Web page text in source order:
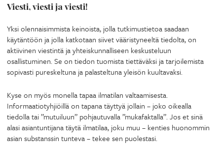
Viesti, viesti ja viesti!
Yksi olennaisimmista keinoista, jolla tutkimustietoa saadaan
käytäntöön ja jolla katkotaan siivet vääristyneeltä tiedolta, on
aktiivinen viestintä ja yhteiskunnalliseen keskusteluun
osallistuminen. Se on tiedon tuomista tiettäväksi ja tarjoilemista
sopivasti pureskeltuna ja palasteltuna yleisön kuultavaksi.
Kyse on myös monella tapaa ilmatilan valtaamisesta.
Informaatiotyhjiöillä on tapana täyttyä jollain – joko oikealla
tiedolla tai ”mutuiluun” pohjautuvalla ”mukafaktalla”. Jos et sinä
alasi asiantuntijana täytä ilmatilaa, joku muu – kenties huonommin
asian substanssin tunteva – tekee sen puolestasi.